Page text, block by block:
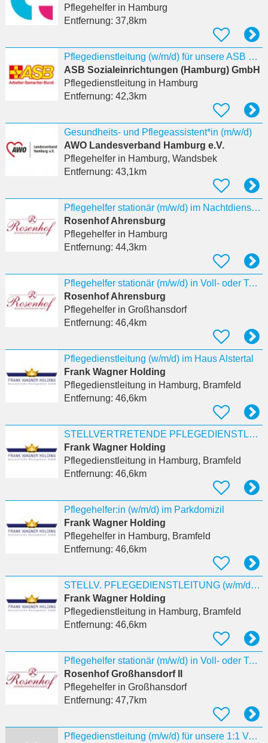
Pflegehelferin Hamburg
Entfernung: 37,8km
Pflegedienstleitung (w/m/d) für unsere ASB Sozialstation in Nord
ASB Sozialeinrichtungen (Hamburg) GmbH
Pflegedienstleitung in Hamburg
Entfernung: 42,3km
Gesundheits- und Pflegeassistent*in (m/w/d)
AWO Landesverband Hamburg e.V.
Pflegehelferin Hamburg, Wandsbek
Entfernung: 43,1km
Pflegehelfer stationär (m/w/d) im Nachtdienst, in Teilzeit in Ahrensburg
Rosenhof Ahrensburg
Pflegehelferin Hamburg
Entfernung: 44,3km
Pflegehelfer stationär (m/w/d) in Voll- oder Teilzeit in Großhansdorf
Rosenhof Ahrensburg
Pflegehelferin Großhansdorf
Entfernung: 46,4km
Pflegedienstleitung (w/m/d) im Haus Alstertal
Frank Wagner Holding
Pflegedienstleitung in Hamburg, Bramfeld
Entfernung: 46,6km
STELLVERTRETENDE PFLEGEDIENSTLEITUNG (w/m/d) für das Tagesdomizil Wellingsbüttel
Frank Wagner Holding
Pflegedienstleitung in Hamburg, Bramfeld
Entfernung: 46,6km
Pflegehelfer:in (w/m/d) im Parkdomizil
Frank Wagner Holding
Pflegehelferin Hamburg, Bramfeld
Entfernung: 46,6km
STELLV. PFLEGEDIENSTLEITUNG (w/m/d) im Rosendomizil
Frank Wagner Holding
Pflegedienstleitung in Hamburg, Bramfeld
Entfernung: 46,6km
Pflegehelfer stationär (m/w/d) in Voll- oder Teilzeit in Großhansdorf
Rosenhof Großhansdorf II
Pflegehelferin Großhansdorf
Entfernung: 47,7km
Pflegedienstleitung (m/w/d) für unsere 1:1 Versorgungen in Niedersachsen und Bremen gesucht